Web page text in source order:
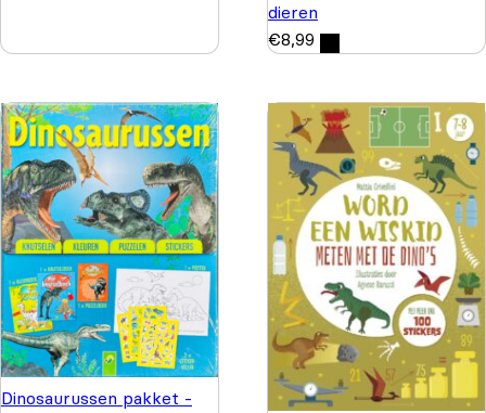
dieren
€8,99
Dinosaurussen pakket -